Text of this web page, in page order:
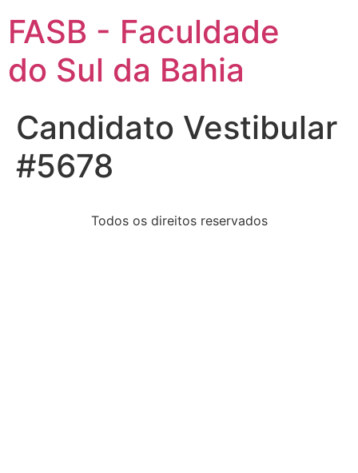
FASB - Faculdade
do Sul da Bahia
Candidato Vestibular
#5678
Todos os direitos reservados